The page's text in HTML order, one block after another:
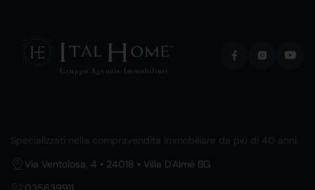
Specializzati nella compravendita immobiliare da più di 40 anni.
Via Ventolosa, 4 • 24018 • Villa D'Almè BG